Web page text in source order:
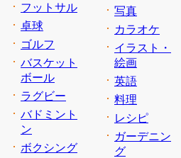
フットサル
卓球
ゴルフ
バスケット
ボール
ラグビー
バドミント
ン
ボクシング
写真
カラオケ
イラスト・
絵画
英語
料理
レシピ
ガーデニン
グ